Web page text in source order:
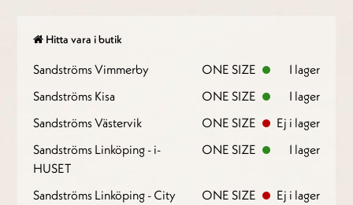
Hitta vara i butik
Sandströms Vimmerby ONE SIZE
I lager
Sandströms Kisa
ONE SIZE
I lager
Sandströms Västervik
ONE SIZE
Ej i lager
Sandströms Linköping - i-
HUSET
ONE SIZE I lager
Sandströms Linköping - City ONE SIZE
Ej i lager